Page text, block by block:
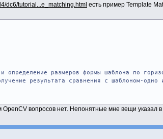
dc6/tutorial...e_matching.html есть пример Template
размеров формы шаблона по
результата сравнения с шаблоном-одно
красным каждого найденного
вопросов нет. Непонятные мне вещи указал